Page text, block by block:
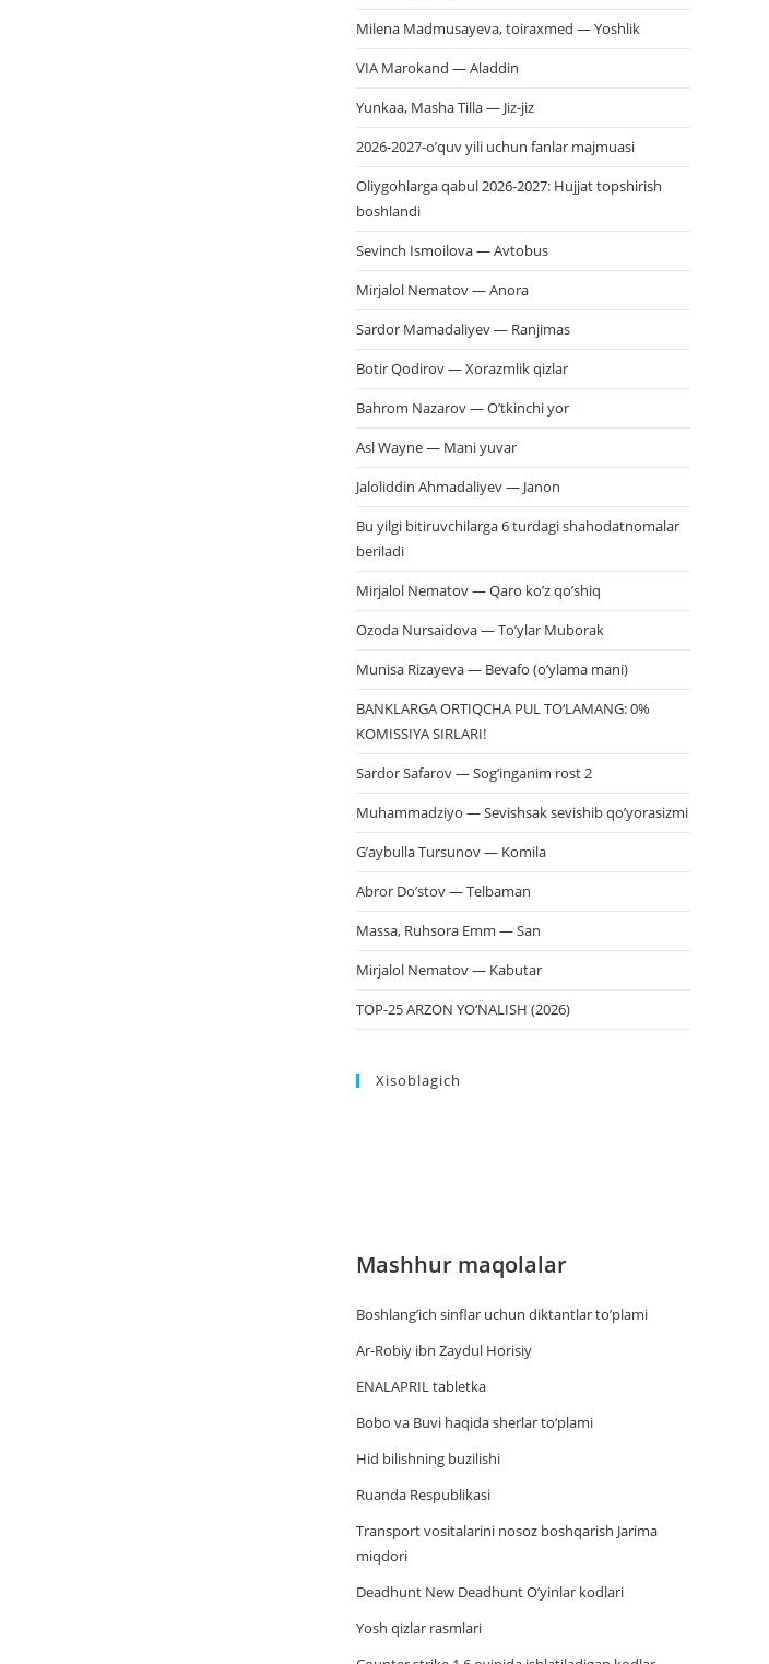
Milena Madmusayeva, toiraxmed — Yoshlik
VIA Marokand — Aladdin
Yunkaa, Masha Tilla — Jiz-jiz
2026-2027-o’quv yili uchun fanlar majmuasi
Oliygohlarga qabul 2026-2027: Hujjat topshirish
boshlandi
Sevinch Ismoilova — Avtobus
Mirjalol Nematov — Anora
Sardor Mamadaliyev — Ranjimas
Botir Qodirov — Xorazmlik qizlar
Bahrom Nazarov — O’tkinchi yor
Asl Wayne — Mani yuvar
Jaloliddin Ahmadaliyev — Janon
Bu yilgi bitiruvchilarga 6 turdagi shahodatnomalar
beriladi
Mirjalol Nematov — Qaro ko’z qo’shiq
Ozoda Nursaidova — To’ylar Muborak
Munisa Rizayeva — Bevafo (o’ylama mani)
BANKLARGA ORTIQCHA PUL TO‘LAMANG: 0%
KOMISSIYA SIRLARI!
Sardor Safarov — Sog’inganim rost 2
Muhammadziyo — Sevishsak sevishib qo’yorasizmi
G’aybulla Tursunov — Komila
Abror Do’stov — Telbaman
Massa, Ruhsora Emm — San
Mirjalol Nematov — Kabutar
TOP-25 ARZON YO‘NALISH (2026)
Xisoblagich
Mashhur maqolalar
Boshlang’ich sinflar uchun diktantlar to’plami
Ar-Robiy ibn Zaydul Horisiy
ENALAPRIL tabletka
Bobo va Buvi haqida sherlar to‘plami
Hid bilishning buzilishi
Ruanda Respublikasi
Trаnsport vositаlаrini nosoz boshqаrish Jаrimа
miqdori
Deadhunt New Deadhunt O’yinlar kodlari
Yosh qizlar rasmlari